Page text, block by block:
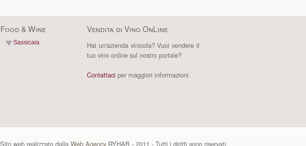
Food & Wine
Sassicaia
Vendita di Vino OnLine
Hai un'azienda vinicola? Vuoi vendere il
tuo vino online sul nostro portale?
Contattaci per maggiori informazioni.
Sito web realizzato dalla Web Agency RYHAB - 2011 - Tutti i diritti sono riservati.